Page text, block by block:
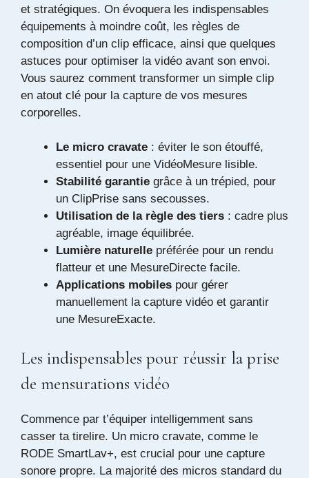
et stratégiques. On évoquera les indispensables
équipements à moindre coût, les règles de
composition d’un clip efficace, ainsi que quelques
astuces pour optimiser la vidéo avant son envoi.
Vous saurez comment transformer un simple clip
en atout clé pour la capture de vos mesures
corporelles.
Le micro cravate : éviter le son étouffé,
essentiel pour une VidéoMesure lisible.
Stabilité garantie grâce à un trépied, pour
un ClipPrise sans secousses.
Utilisation de la règle des tiers : cadre plus
agréable, image équilibrée.
Lumière naturelle préférée pour un rendu
flatteur et une MesureDirecte facile.
Applications mobiles pour gérer
manuellement la capture vidéo et garantir
une MesureExacte.
Les indispensables pour réussir la prise
de mensurations vidéo
Commence par t’équiper intelligemment sans
casser ta tirelire. Un micro cravate, comme le
RODE SmartLav+, est crucial pour une capture
sonore propre. La majorité des micros standard du